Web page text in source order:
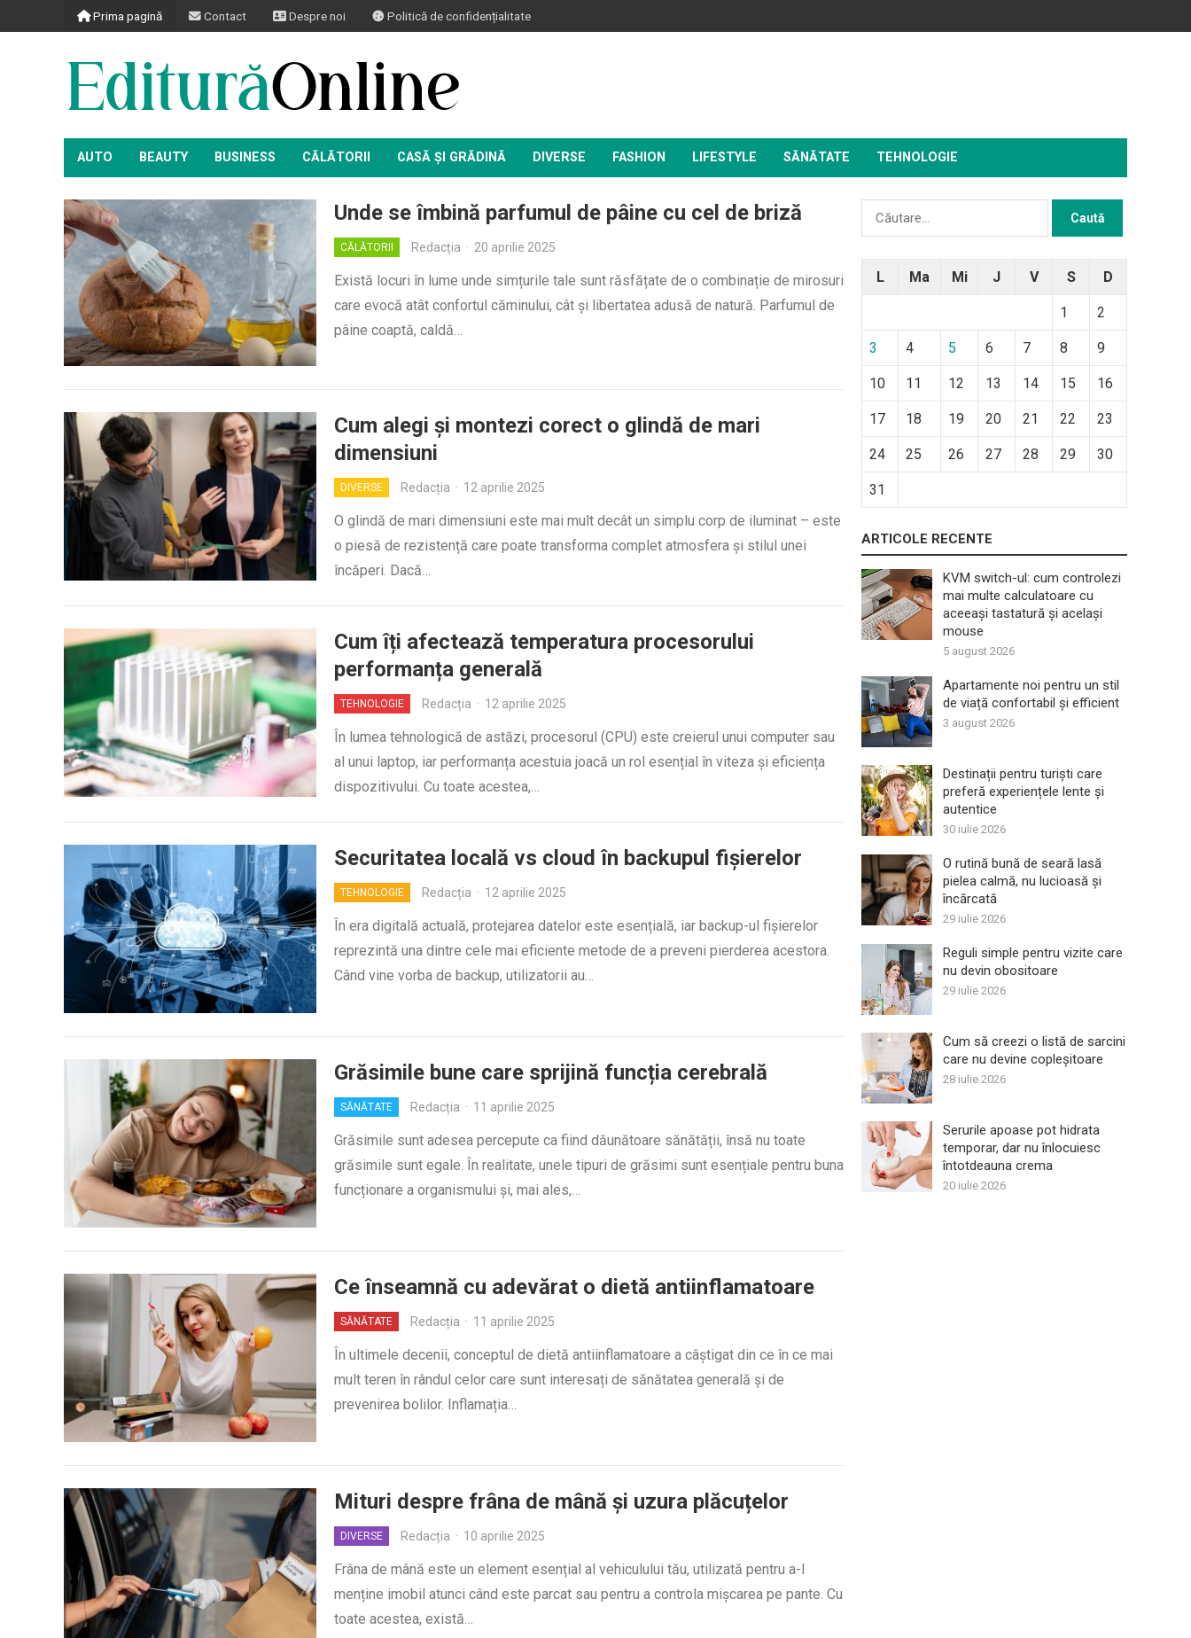
Prima pagină Contact Despre noi Politică de confidențialitate
AUTO BEAUTY BUSINESS CĂLĂTORII CASĂ ȘI GRĂDINĂ DIVERSE FASHION LIFESTYLE SĂNĂTATE TEHNOLOGIE
Unde se îmbină parfumul de pâine cu cel de briză
CĂLĂTORII Redacția · 20 aprilie 2025
Există locuri în lume unde simțurile tale sunt răsfățate de o combinație de mirosuri
care evocă atât confortul căminului, cât și libertatea adusă de natură. Parfumul de
pâine coaptă, caldă…
Cum alegi și montezi corect o glindă de mari
dimensiuni
DIVERSE Redacția · 12 aprilie 2025
O glindă de mari dimensiuni este mai mult decât un simplu corp de iluminat – este
o piesă de rezistență care poate transforma complet atmosfera și stilul unei
încăperi. Dacă…
Cum îți afectează temperatura procesorului
performanța generală
TEHNOLOGIE Redacția · 12 aprilie 2025
În lumea tehnologică de astăzi, procesorul (CPU) este creierul unui computer sau
al unui laptop, iar performanța acestuia joacă un rol esențial în viteza și eficiența
dispozitivului. Cu toate acestea,…
Securitatea locală vs cloud în backupul fișierelor
TEHNOLOGIE Redacția · 12 aprilie 2025
În era digitală actuală, protejarea datelor este esențială, iar backup-ul fișierelor
reprezintă una dintre cele mai eficiente metode de a preveni pierderea acestora.
Când vine vorba de backup, utilizatorii au…
Grăsimile bune care sprijină funcția cerebrală
SĂNĂTATE Redacția · 11 aprilie 2025
Grăsimile sunt adesea percepute ca fiind dăunătoare sănătății, însă nu toate
grăsimile sunt egale. În realitate, unele tipuri de grăsimi sunt esențiale pentru buna
funcționare a organismului și, mai ales,…
Ce înseamnă cu adevărat o dietă antiinflamatoare
SĂNĂTATE Redacția · 11 aprilie 2025
În ultimele decenii, conceptul de dietă antiinflamatoare a câștigat din ce în ce mai
mult teren în rândul celor care sunt interesați de sănătatea generală și de
prevenirea bolilor. Inflamația…
Mituri despre frâna de mână și uzura plăcuțelor
DIVERSE Redacția · 10 aprilie 2025
Frâna de mână este un element esențial al vehiculului tău, utilizată pentru a-l
menține imobil atunci când este parcat sau pentru a controla mișcarea pe pante. Cu
toate acestea, există…
Caută
L Ma Mi J V S D
1 2
3 4 5 6 7 8 9
10 11 12 13 14 15 16
17 18 19 20 21 22 23
24 25 26 27 28 29 30
31
ARTICOLE RECENTE
KVM switch-ul: cum controlezi
mai multe calculatoare cu
aceeași tastatură și același
mouse
5 august 2026
Apartamente noi pentru un stil
de viață confortabil și efficient
3 august 2026
Destinații pentru turiști care
preferă experiențele lente și
autentice
30 iulie 2026
O rutină bună de seară lasă
pielea calmă, nu lucioasă și
încărcată
29 iulie 2026
Reguli simple pentru vizite care
nu devin obositoare
29 iulie 2026
Cum să creezi o listă de sarcini
care nu devine copleșitoare
28 iulie 2026
Serurile apoase pot hidrata
temporar, dar nu înlocuiesc
întotdeauna crema
20 iulie 2026